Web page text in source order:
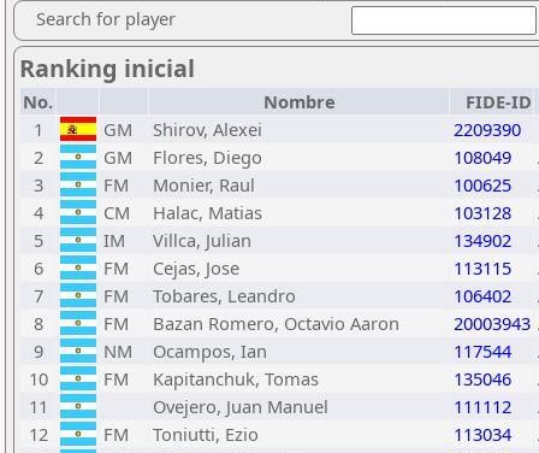
Search for player
Ranking inicial
No. Nombre
FIDE-ID
1
GM Shirov, Alexei 2209390
2
GM Flores, Diego 108049
3
FM Monier, Raul 100625
4
CM Halac, Matias 103128
5
IM Villca, Julian 134902
6
FM Cejas, Jose 113115
7
FM Tobares, Leandro 106402
8
FM Bazan Romero, Octavio Aaron 20003943
9
NM Ocampos, Ian 117544
10
FM Kapitanchuk, Tomas 135046
11
Ovejero, Juan Manuel 111112
12
FM Toniutti, Ezio 113034